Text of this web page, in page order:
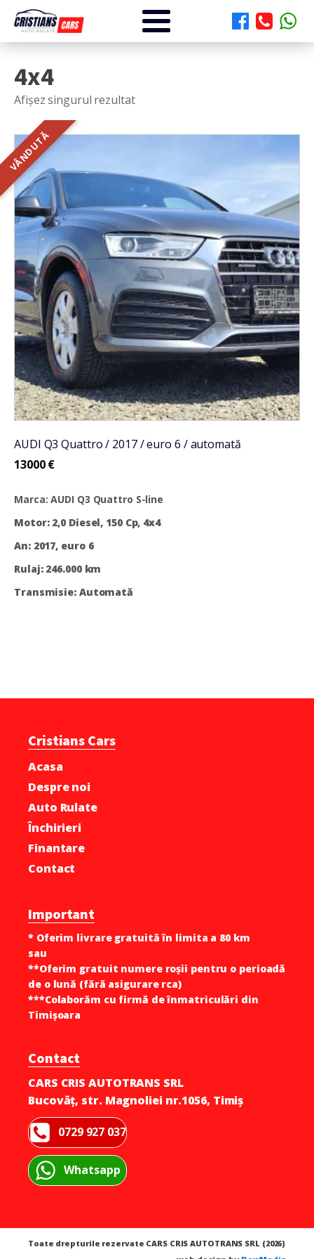
4x4
Afișez singurul rezultat
VÂNDUTĂ
AUDI Q3 Quattro / 2017 / euro 6 / automată
13000€
Marca: AUDI Q3 Quattro S-line
Motor: 2,0 Diesel, 150 Cp, 4x4
An: 2017, euro 6
Rulaj: 246.000 km
Transmisie: Automată
Cristians Cars
Acasa
Despre noi
Auto Rulate
Închirieri
Finantare
Contact
Important
* Oferim livrare gratuită în limita a 80 km
sau
**Oferim gratuit numere roșii pentru o perioadă
de o lună (fără asigurare rca)
***Colaborăm cu firmă de înmatriculări din
Timișoara
Contact
CARS CRIS AUTOTRANS SRL
Bucovăț, str. Magnoliei nr.1056, Timiș
0729 927 037
Whatsapp
Toate drepturile rezervate CARS CRIS AUTOTRANS SRL (2026)